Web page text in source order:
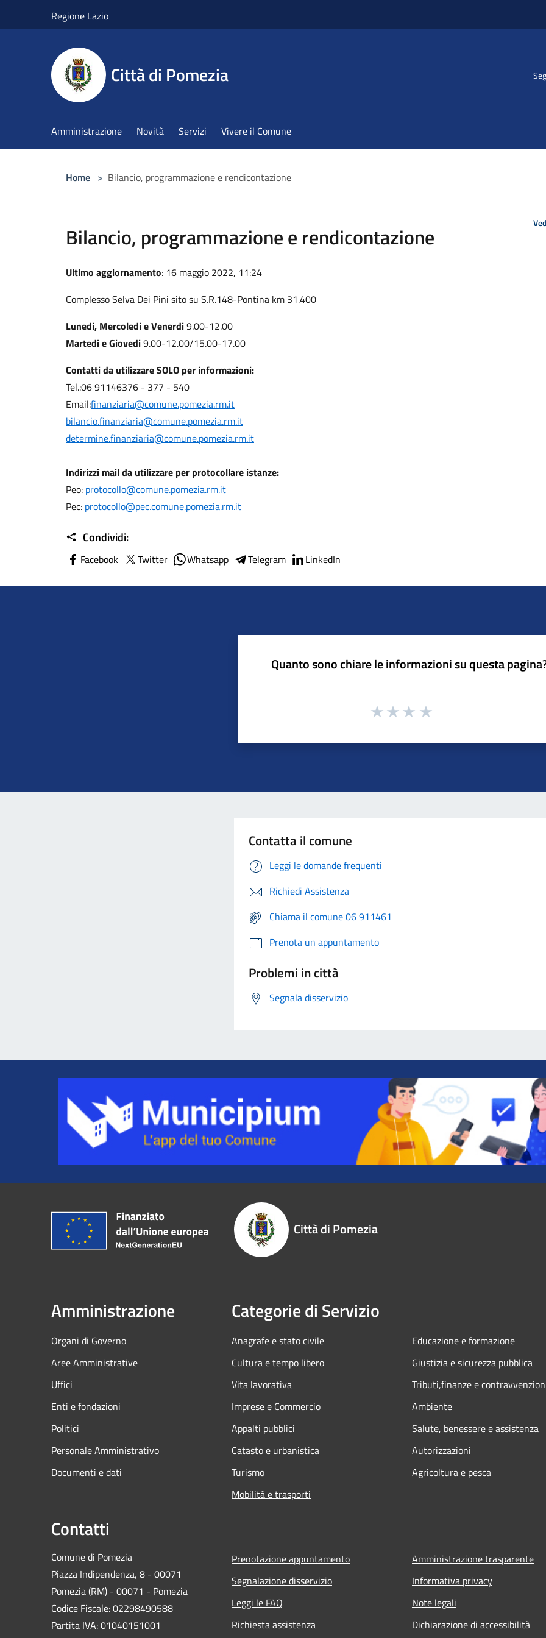
Regione Lazio
Città di Pomezia
Amministrazione Novità Servizi Vivere il Comune
Home > Bilancio, programmazione e rendicontazione
Bilancio, programmazione e rendicontazione
Ultimo aggiornamento: 16 maggio 2022, 11:24
Complesso Selva Dei Pini sito su S.R.148-Pontina km 31.400
Lunedi, Mercoledi e Venerdi9.00-12.00
Martedi e Giovedi9.00-12.00/15.00-17.00
Contatti da utilizzare SOLO per informazioni:
Tel.:06 91146376 - 377 - 540
Email:finanziaria@comune.pomezia.rm.it
bilancio.finanziaria@comune.pomezia.rm.it
determine.finanziaria@comune.pomezia.rm.it
Indirizzi mail da utilizzare per protocollare istanze:
Peo: protocollo@comune.pomezia.rm.it
Pec: protocollo@pec.comune.pomezia.rm.it
Condividi:
Facebook Twitter Whatsapp Telegram LinkedIn
Quanto sono chiare le informazioni su questa
Contatta il comune
Leggi le domande frequenti
Richiedi Assistenza
Chiama il comune 06 911461
Prenota un appuntamento
Problemi in città
Segnala disservizio
Città di Pomezia
Amministrazione
Organi di Governo
Aree Amministrative
Uffici
Enti e fondazioni
Politici
Personale Amministrativo
Documenti e dati
Categorie di Servizio
Anagrafe e stato civile
Cultura e tempo libero
Vita lavorativa
Imprese e Commercio
Appalti pubblici
Catasto e urbanistica
Turismo
Mobilità e trasporti
Educazione e formazione
Giustizia e sicurezza pubblica
Tributi,finanze e
Ambiente
Salute, benessere e assistenza
Autorizzazioni
Agricoltura e pesca
Contatti
Comune di Pomezia
Piazza Indipendenza, 8 - 00071
Pomezia (RM) - 00071 - Pomezia
Codice Fiscale: 02298490588
Partita IVA: 01040151001
Prenotazione appuntamento
Segnalazione disservizio
Leggi le FAQ
Richiesta assistenza
Amministrazione trasparente
Informativa privacy
Note legali
Dichiarazione di accessibilità